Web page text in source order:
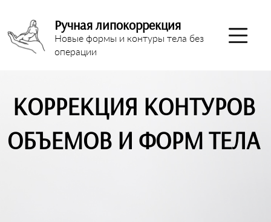
Ручная липокоррекция
Новые формы и контуры тела без
операции
КОРРЕКЦИЯ КОНТУРОВ
ОБЪЕМОВ И ФОРМ ТЕЛА